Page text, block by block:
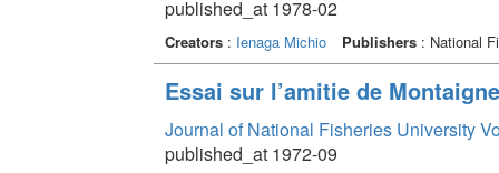
published_at 1978-02
Creators: Ienaga Michio Publishers: National
Essai sur l’amitie de Montaigne
Journal of National Fisheries University
published_at 1972-09